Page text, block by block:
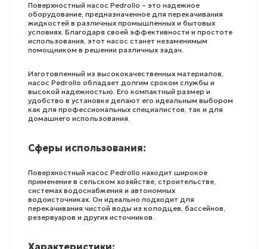
Поверхностный насос Pedrollo – это надежное
оборудование, предназначенное для перекачивания
жидкостей в различных промышленных и бытовых
условиях. Благодаря своей эффективности и простоте
использования, этот насос станет незаменимым
помощником в решении различных задач.
Изготовленный из высококачественных материалов,
насос Pedrollo обладает долгим сроком службы и
высокой надежностью. Его компактный размер и
удобство в установке делают его идеальным выбором
как для профессиональных специалистов, так и для
домашнего использования.
Сферы использования:
Поверхностный насос Pedrollo находит широкое
применение в сельском хозяйстве, строительстве,
системах водоснабжения и автономных
водоисточниках. Он идеально подходит для
перекачивания чистой воды из колодцев, бассейнов,
резервуаров и других источников.